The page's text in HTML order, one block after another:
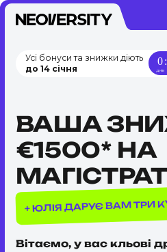
Усі бонуси та знижки діють
до 14 січня
0
днів
:
ВАША
€1500* НА
+ЮЛІЯ ДАРУЄ ВАМ ТРИ
Вітаємо, у вас кльові